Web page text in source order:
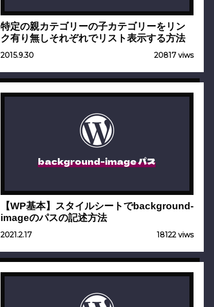
特定の親カテゴリーの子カテゴリーをリン
ク有り無しそれぞれでリスト表示する方法
2015.9.30 20817 viws
background-image パス
【WP基本】スタイルシートでbackground-
imageのパスの記述方法
2021.2.17 18122 viws